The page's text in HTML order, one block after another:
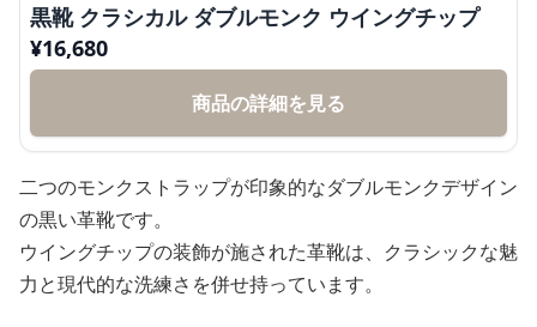
黒靴 クラシカル ダブルモンク ウイングチップ
¥16,680
商品の詳細を見る
二つのモンクストラップが印象的なダブルモンクデザイン
の黒い革靴です。
ウイングチップの装飾が施された革靴は、クラシックな魅
力と現代的な洗練さを併せ持っています。